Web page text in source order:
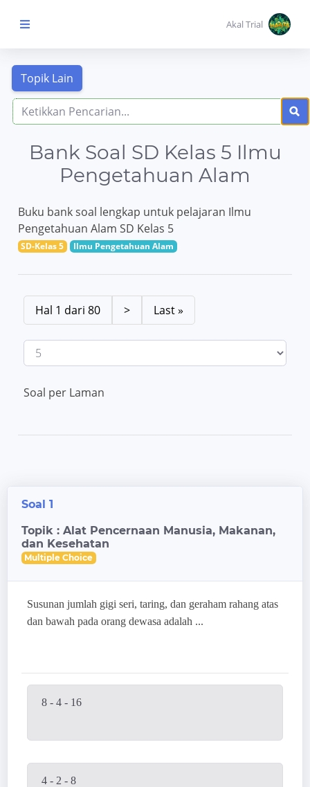
Beranda Anak
MENU
KONTEN
Topik
Aktivitas
Akal Trial
Bank Soal SD Kelas 5 Ilmu
Pengetahuan Alam
Buku bank soal lengkap untuk pelajaran Ilmu
Pengetahuan Alam SD Kelas 5
SD-Kelas 5 Ilmu Pengetahuan Alam
Hal 1 dari 80 > Last »
Soal per Laman
Soal 1
Topik : Alat Pencernaan Manusia, Makanan,
dan Kesehatan
Multiple Choice
Susunan jumlah gigi seri, taring, dan geraham rahang atas
dan bawah pada orang dewasa adalah ...
8 - 4 - 16
4 - 2 - 8